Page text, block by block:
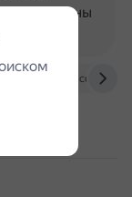
одной сцены